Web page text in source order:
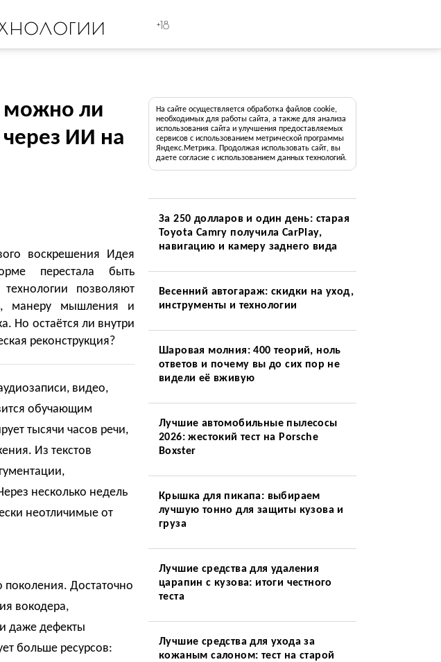
+18
можно ли
через ИИ на
воскрешения Идея
перестала быть
позволяют
манеру мышления и
Но остаётся ли внутри
реконструкция?
видео,
обучающим
тысячи часов речи,
Из текстов
несколько недель
неотличимые от
поколения. Достаточно
вокодера,
даже дефекты
больше ресурсов:
На сайте осуществляется обработка файлов cookie,
необходимых для работы сайта, а также для анализа
использования сайта и улучшения предоставляемых
сервисов с использованием метрической программы
Яндекс.Метрика. Продолжая использовать сайт, вы
даете согласие с использованием данных технологий.
За 250 долларов и один день: старая
Toyota Camry получила CarPlay,
навигацию и камеру заднего вида
Весенний автогараж: скидки на уход,
инструменты и технологии
Шаровая молния: 400 теорий, ноль
ответов и почему вы до сих пор не
видели её вживую
Лучшие автомобильные пылесосы
2026: жестокий тест на Porsche
Boxster
Крышка для пикапа: выбираем
лучшую тонно для защиты кузова и
груза
Лучшие средства для удаления
царапин с кузова: итоги честного
теста
Лучшие средства для ухода за
кожаным салоном: тест на старой